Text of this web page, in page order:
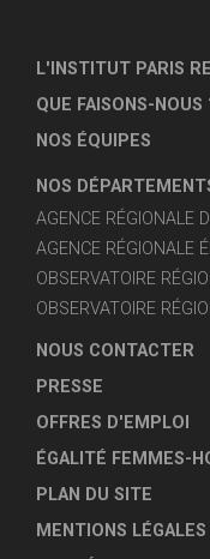
L'INSTITUT PARIS
QUE FAISONS-NOUS
NOS ÉQUIPES
NOS
AGENCE RÉGIONALE
AGENCE RÉGIONALE
OBSERVATOIRE
OBSERVATOIRE
NOUS CONTACTER
PRESSE
OFFRES D'EMPLOI
ÉGALITÉ FEMMES-
PLAN DU SITE
MENTIONS LÉGALES